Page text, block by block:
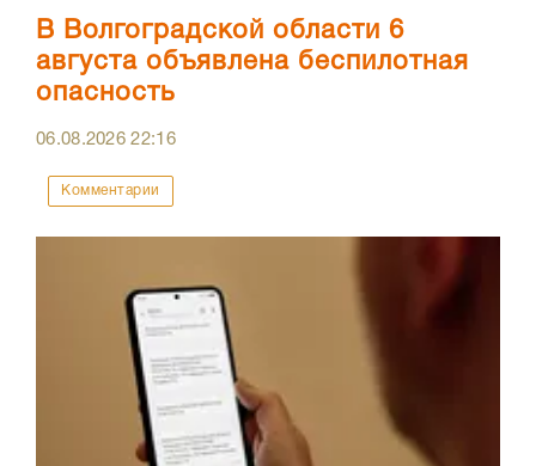
В Волгоградской области 6
августа объявлена беспилотная
опасность
06.08.202622:16
Комментарии